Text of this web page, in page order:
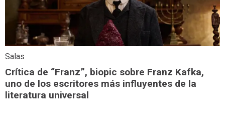
Salas
Crítica de “Franz”, biopic sobre Franz Kafka,
uno de los escritores más influyentes de la
literatura universal